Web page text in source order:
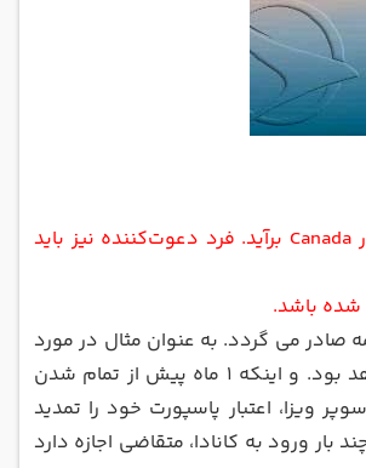
2. متقاضی باید ثابت کند که از تمکن مالی کافی برخوردار است و می‌تواند از عهده هزینه‌های خود در Canada برآید. فرد دعوت‌کننده نیز باید
صادر می گردد. به عنوان مثال در مورد
گذرنامه های ایرانی که به مدت 5 سال اعتبار دارند، بیشترین مدت اعتبار سوپر ویزا نیز پنج سال خواهد بود. و اینکه 1 ماه پیش از تمام شدن
ویزا، اعتبار پاسپورت خود را تمدید
ورود به کانادا، متقاضی اجازه دارد